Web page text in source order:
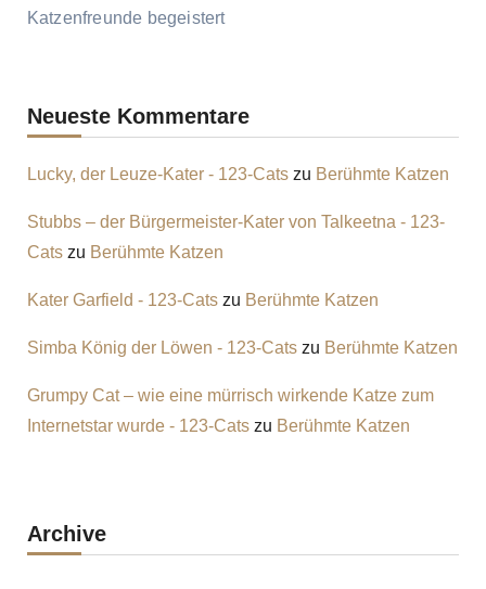
Katzenfreunde begeistert
Neueste Kommentare
Lucky, der Leuze-Kater - 123-Catszu Berühmte Katzen
Stubbs – der Bürgermeister-Kater von Talkeetna - 123-
Catszu Berühmte Katzen
Kater Garfield - 123-Catszu Berühmte Katzen
Simba König der Löwen - 123-Catszu Berühmte Katzen
Grumpy Cat – wie eine mürrisch wirkende Katze zum
Internetstar wurde - 123-Catszu Berühmte Katzen
Archive